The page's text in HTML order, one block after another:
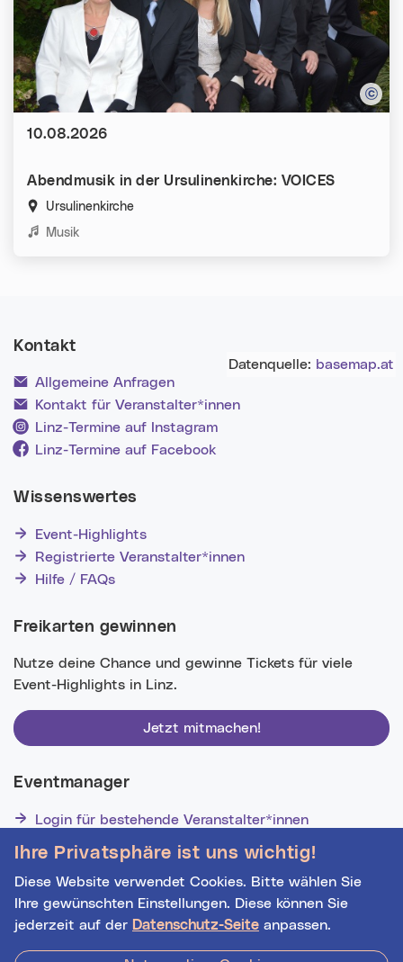
Datenquelle: basemap.at
Abendmusik in der Ursulinenkirche: VOICES
Ursulinenkirche
Kategorien:
Musik
Datum:
10.08.2026
Ihre Privatsphäre ist uns wichtig!
Diese Website verwendet Cookies. Bitte wählen Sie
Ihre gewünschten Einstellungen. Diese können Sie
jederzeit auf der Datenschutz-Seite anpassen.
Kontakt
Allgemeine Anfragen
Kontakt für Veranstalter*innen
Linz-Termine auf Instagram
Linz-Termine auf Facebook
Wissenswertes
Event-Highlights
Registrierte Veranstalter*innen
Hilfe / FAQs
Freikarten gewinnen
Nutze deine Chance und gewinne Tickets für viele
Event-Highlights in Linz.
Jetzt mitmachen!
Eventmanager
Login für bestehende Veranstalter*innen
Veranstalter*innen!